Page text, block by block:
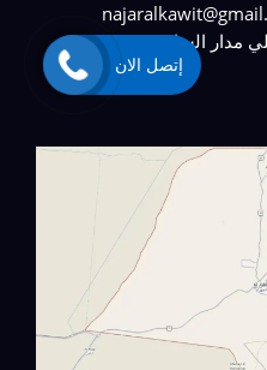
مدار الساعة.
إتصل الان